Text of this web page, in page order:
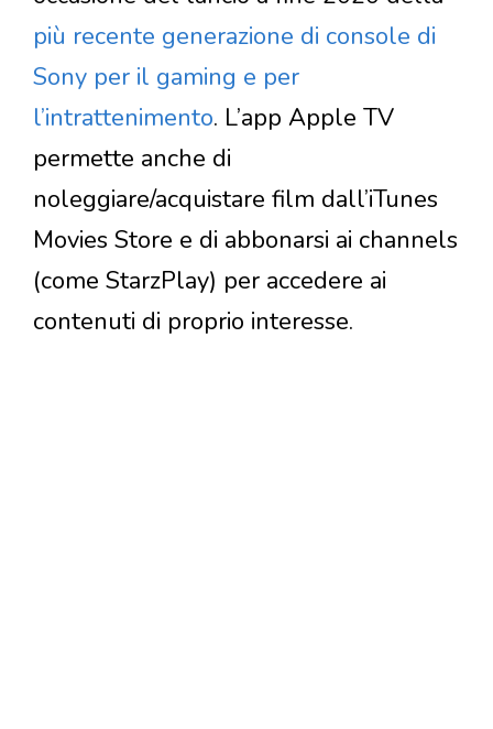
più recente generazione di console di
Sony per il gaming e per
l’intrattenimento. L’app Apple TV
permette anche di
noleggiare/acquistare film dall’iTunes
Movies Store e di abbonarsi ai channels
(come StarzPlay) per accedere ai
contenuti di proprio interesse.